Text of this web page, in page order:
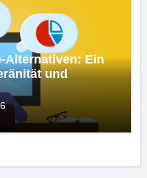
Alternativen: Ein
und